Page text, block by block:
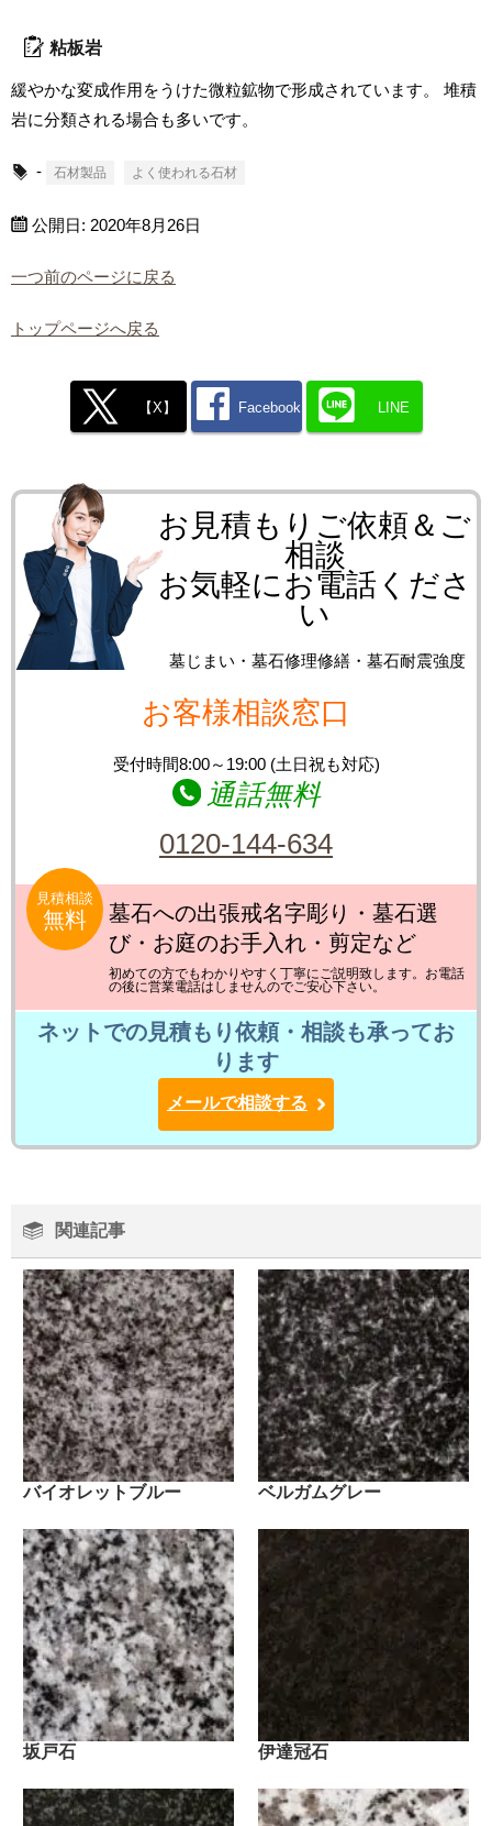
粘板岩
緩やかな変成作用をうけた微粒鉱物で形成されています。 堆積
岩に分類される場合も多いです。
- 石材製品 よく使われる石材
公開日: 2020年8月26日
一つ前のページに戻る
トップページへ戻る
【X】 Facebook LINE
お見積もりご依頼＆ご
相談
お気軽にお電話くださ
い
墓じまい・墓石修理修繕・墓石耐震強度
お客様相談窓口
受付時間8:00～19:00 (土日祝も対応)
通話無料
0120-144-634
見積相談
無料
墓石への出張戒名字彫り・墓石選
び・お庭のお手入れ・剪定など
初めての方でもわかりやすく丁寧にご説明致します。お電話
の後に営業電話はしませんのでご安心下さい。
ネットでの見積もり依頼・相談も承ってお
ります
メールで相談する
関連記事
バイオレットブルー ベルガムグレー
坂戸石 伊達冠石